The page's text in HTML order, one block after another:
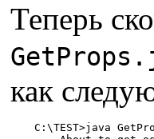
Теперь
как
C:\TEST>java